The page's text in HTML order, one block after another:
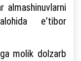
almashinuvlarni
eʼtibor
molik dolzarb